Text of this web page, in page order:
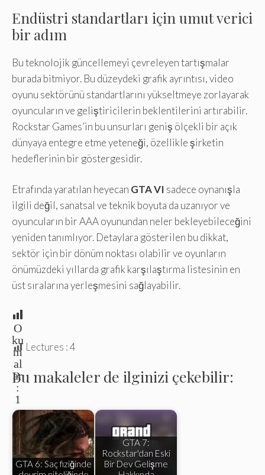
Endüstri standartları için umut verici
bir adım
Bu teknolojik güncellemeyi çevreleyen tartışmalar
burada bitmiyor. Bu düzeydeki grafik ayrıntısı, video
oyunu sektörünü standartlarını yükseltmeye zorlayarak
oyuncuların ve geliştiricilerin beklentilerini artırabilir.
Rockstar Games’in bu unsurları geniş ölçekli bir açık
dünyaya entegre etme yeteneği, özellikle şirketin
hedeflerinin bir göstergesidir.
Etrafında yaratılan heyecan GTA VI sadece oynanışla
ilgili değil, sanatsal ve teknik boyuta da uzanıyor ve
oyuncuların bir AAA oyunundan neler bekleyebileceğini
yeniden tanımlıyor. Detaylara gösterilen bu dikkat,
sektör için bir dönüm noktası olabilir ve oyunların
önümüzdeki yıllarda grafik karşılaştırma listesinin en
üst sıralarına yerleşmesini sağlayabilir.
O
ku
m
al
ar
:
1
Lectures :4
Bu makaleler de ilginizi çekebilir:
GTA 6: Saç fiziğinde
GTA 7:
Rockstar'dan Eski
Bir Dev Gelişme